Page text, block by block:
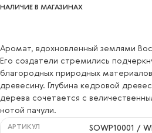
20 мл
НАЛИЧИЕ В МАГАЗИНАХ
Аромат, вдохновленный землями
Его создатели стремились
благородных природных
древесину. Глубина кедровой
дерева сочетается с
нотой пачули.
АРТИКУЛ SOWP10001 /